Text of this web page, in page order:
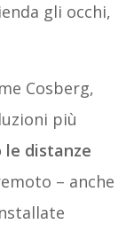
gli occhi,
Cosberg,
più
le distanze
– anche